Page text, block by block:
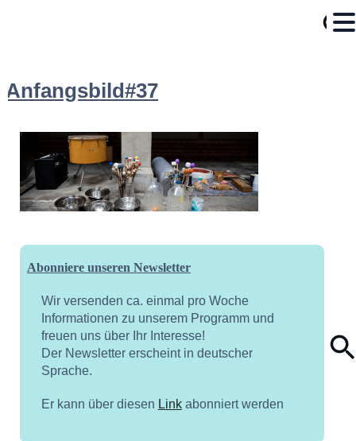
Anfangsbild#37
Abonniere unseren Newsletter
Wir versenden ca. einmal pro Woche
Informationen zu unserem Programm und
freuen uns über Ihr Interesse!
Der Newsletter erscheint in deutscher
Sprache.
Er kann über diesen Linkabonniert werden